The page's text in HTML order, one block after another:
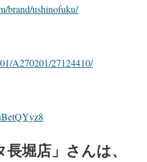
brand/ushinofuku/
A270201/27124410/
堀店」さんは、